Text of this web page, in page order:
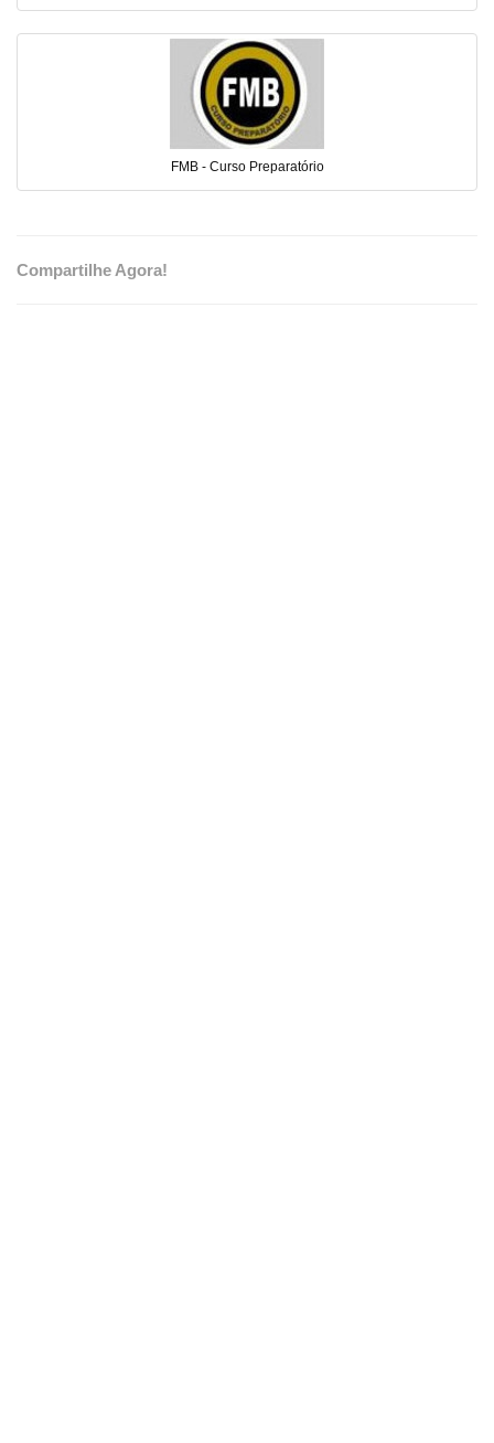
FMB - Curso Preparatório
Compartilhe Agora!